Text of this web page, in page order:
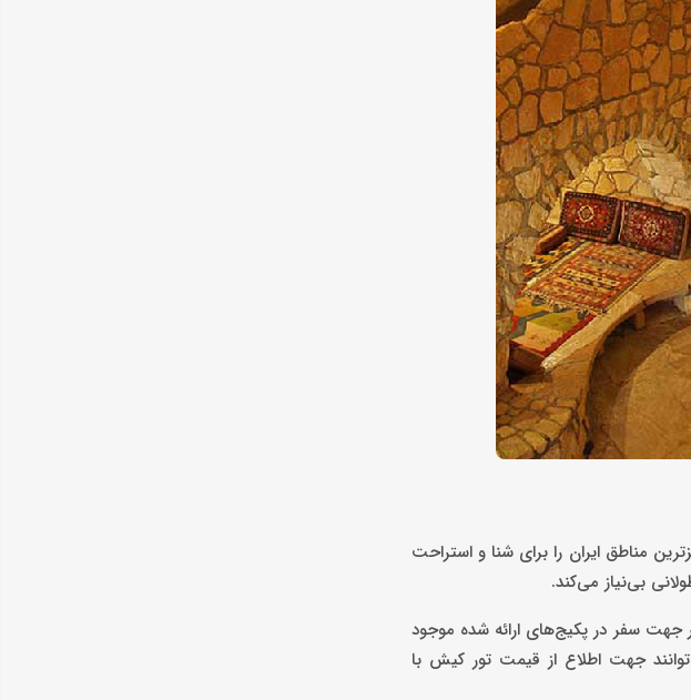
مناطق ایران را برای شنا و استراحت
بی‌نیاز می‌کند.
جهت سفر در پکیج‌های ارائه شده موجود
جهت اطلاع از قیمت تور کیش با